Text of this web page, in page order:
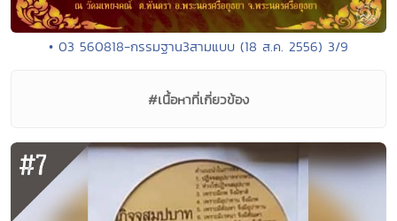
• 03 560818-กรรมฐาน3สามแบบ (18 ส.ค. 2556) 3/9
#เนื้อหาที่เกี่ยวข้อง